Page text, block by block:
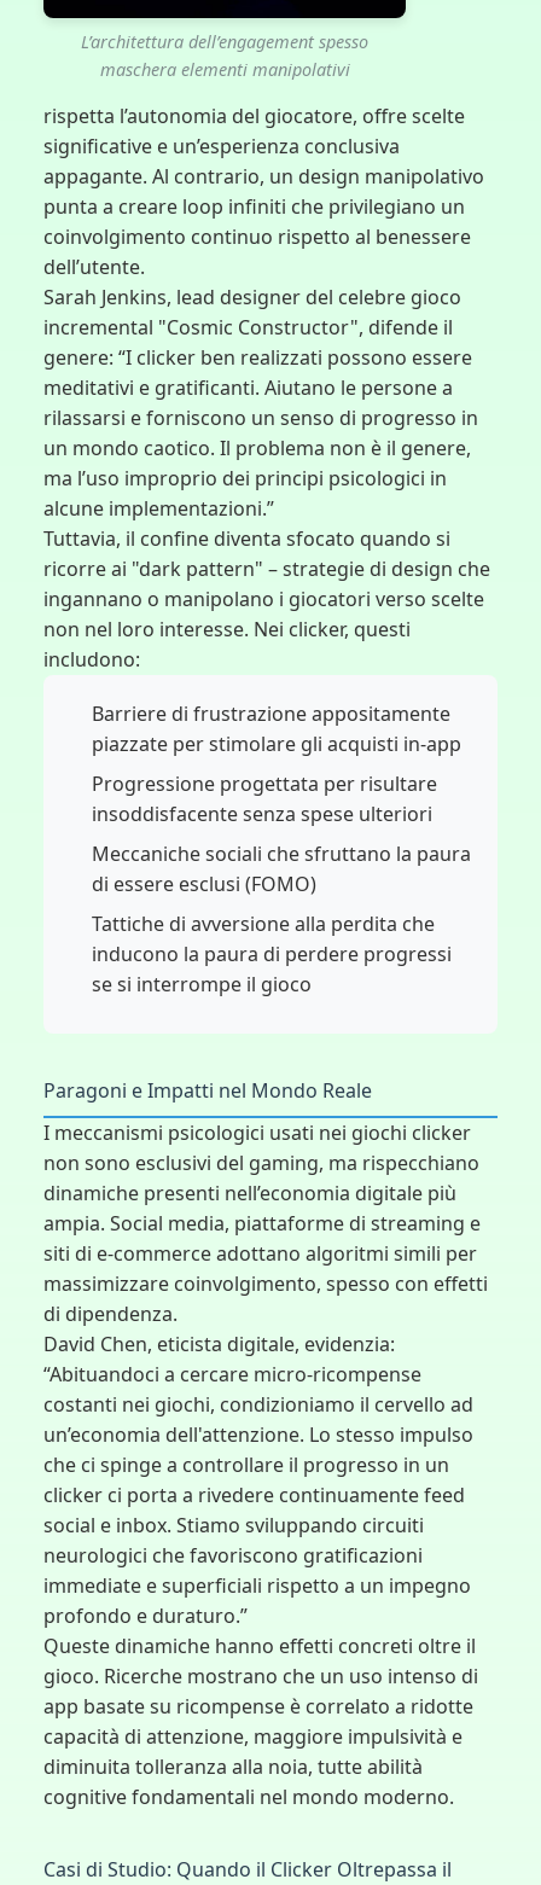
L’architettura dell’engagement spesso
maschera elementi manipolativi
rispetta l’autonomia del giocatore, offre scelte
significative e un’esperienza conclusiva
appagante. Al contrario, un design manipolativo
punta a creare loop infiniti che privilegiano un
coinvolgimento continuo rispetto al benessere
dell’utente.
Sarah Jenkins, lead designer del celebre gioco
incremental "Cosmic Constructor", difende il
genere: “I clicker ben realizzati possono essere
meditativi e gratificanti. Aiutano le persone a
rilassarsi e forniscono un senso di progresso in
un mondo caotico. Il problema non è il genere,
ma l’uso improprio dei principi psicologici in
alcune implementazioni.”
Tuttavia, il confine diventa sfocato quando si
ricorre ai "dark pattern" – strategie di design che
ingannano o manipolano i giocatori verso scelte
non nel loro interesse. Nei clicker, questi
includono:
Barriere di frustrazione appositamente
piazzate per stimolare gli acquisti in-app
Progressione progettata per risultare
insoddisfacente senza spese ulteriori
Meccaniche sociali che sfruttano la paura
di essere esclusi (FOMO)
Tattiche di avversione alla perdita che
inducono la paura di perdere progressi
se si interrompe il gioco
Paragoni e Impatti nel Mondo Reale
I meccanismi psicologici usati nei giochi clicker
non sono esclusivi del gaming, ma rispecchiano
dinamiche presenti nell’economia digitale più
ampia. Social media, piattaforme di streaming e
siti di e-commerce adottano algoritmi simili per
massimizzare coinvolgimento, spesso con effetti
di dipendenza.
David Chen, eticista digitale, evidenzia:
“Abituandoci a cercare micro-ricompense
costanti nei giochi, condizioniamo il cervello ad
un’economia dell'attenzione. Lo stesso impulso
che ci spinge a controllare il progresso in un
clicker ci porta a rivedere continuamente feed
social e inbox. Stiamo sviluppando circuiti
neurologici che favoriscono gratificazioni
immediate e superficiali rispetto a un impegno
profondo e duraturo.”
Queste dinamiche hanno effetti concreti oltre il
gioco. Ricerche mostrano che un uso intenso di
app basate su ricompense è correlato a ridotte
capacità di attenzione, maggiore impulsività e
diminuita tolleranza alla noia, tutte abilità
cognitive fondamentali nel mondo moderno.
Casi di Studio: Quando il Clicker Oltrepassa il